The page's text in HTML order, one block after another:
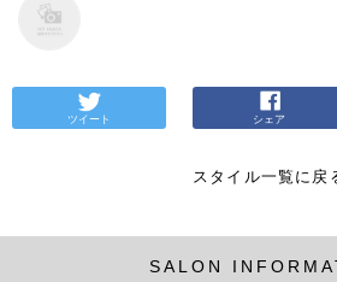
ツイート シェア
スタイル一覧に戻
SALON